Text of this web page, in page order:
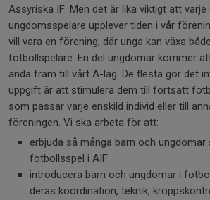
Assyriska IF. Men det är lika viktigt att varje
ungdomsspelare upplever tiden i vår
vill vara en förening, där unga kan växa
fotbollspelare. En del ungdomar kommer
ända fram till vårt A-lag. De flesta gör det
uppgift är att stimulera dem till fortsatt
som passar varje enskild individ eller till
föreningen. Vi ska arbeta för att:
erbjuda så många barn och
fotbollsspel i AIF
introducera barn och ungdomar i
deras koordination, teknik,